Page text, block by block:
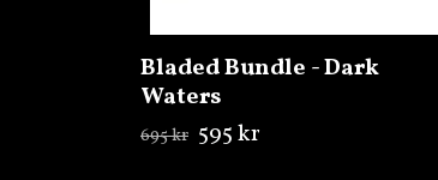
Bladed Bundle - Dark
Waters
695 kr 595 kr